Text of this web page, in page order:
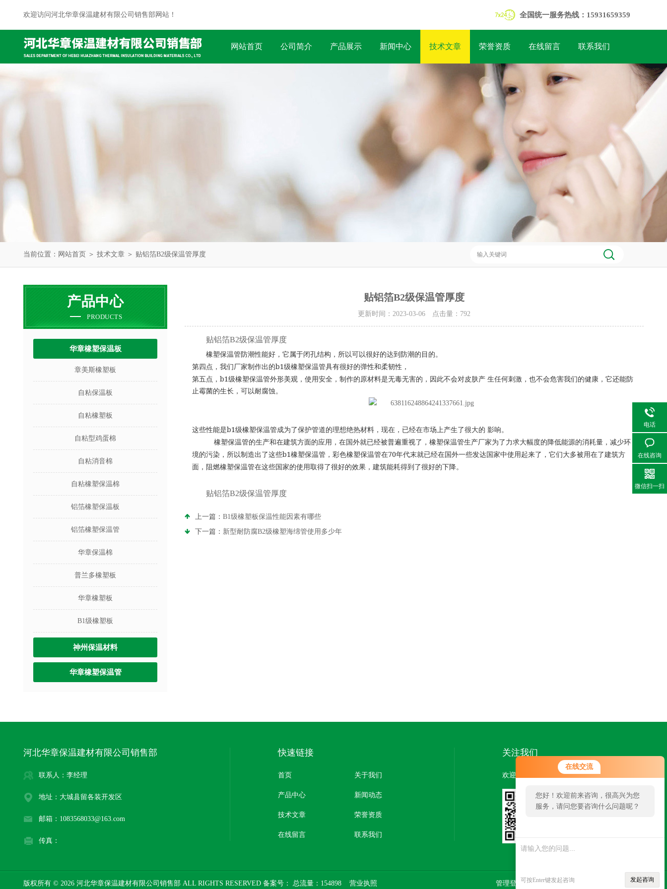
在线交流
您好！欢迎前来咨询，很高兴为您
服务，请问您要咨询什么问题呢？
可按Enter键发起咨询 发起咨询
欢迎访问河北华章保温建材有限公司销售部网站！ 全国统一服务热线：15931659359
网站首页 公司简介 产品展示 新闻中心 技术文章 荣誉资质 在线留言 联系我们
当前位置： 网站首页 ＞ 技术文章 ＞ 贴铝箔B2级保温管厚度
产品中心
PRODUCTS
华章橡塑保温板
章美斯橡塑板
自粘保温板
自粘橡塑板
自粘型鸡蛋棉
自粘消音棉
自粘橡塑保温棉
铝箔橡塑保温板
铝箔橡塑保温管
华章保温棉
普兰多橡塑板
华章橡塑板
B1级橡塑板
神州保温材料
华章橡塑保温管
贴铝箔B2级保温管厚度
更新时间：2023-03-06 点击量： 792
贴铝箔B2级保温管厚度
橡塑保温管防潮性能好，它属于闭孔结构，所以可以很好的达到防潮的目的。
第四点，我们厂家制作出的b1级橡塑保温管具有很好的弹性和柔韧性，
第五点， b1级橡塑保温管外形美观，使用安全，制作的原材料是无毒无害的，因此不会对皮肤产 生任何刺激，也不会危害我们的健康，它还能防
止霉菌的生长，可以耐腐蚀。
这些性能是b1级橡塑保温管成为了保护管道的理想绝热材料，现在，已经在市场上产生了很大的 影响。
橡塑保温管的生产和在建筑方面的应用，在国外就已经被普遍重视了，橡塑保温管生产厂家为了力求大幅度的降低能源的消耗量，减少环
境的污染，所以制造出了这些b1橡塑保温管，彩色橡塑保温管在70年代末就已经在国外一些发达国家中使用起来了，它们大多被用在了建筑方
面，阻燃橡塑保温管在这些国家的使用取得了很好的效果，建筑能耗得到了很好的下降。
贴铝箔B2级保温管厚度
上一篇： B1级橡塑板保温性能因素有哪些
下一篇： 新型耐防腐B2级橡塑海绵管使用多少年
河北华章保温建材有限公司销售部
联系人：李经理
地址：大城县留各装开发区
邮箱：1083568033@163.com
传真：
快速链接
首页 关于我们
产品中心 新闻动态
技术文章 荣誉资质
在线留言 联系我们
关注我们
欢迎您关注我们的微信公众号了解更多信息：
版权所有 © 2026 河北华章保温建材有限公司销售部 ALL RIGHTS RESERVED 备案号： 总流量：154898 营业执照 管理登陆技术支持：智慧城市网 SITEMAP.XML
电话
在线咨询
微信扫一扫